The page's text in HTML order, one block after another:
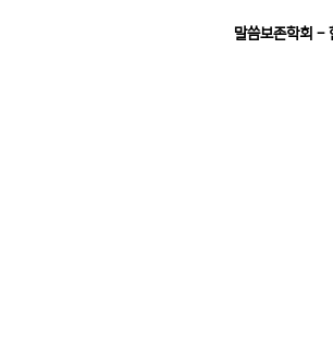
말씀보존학회 -